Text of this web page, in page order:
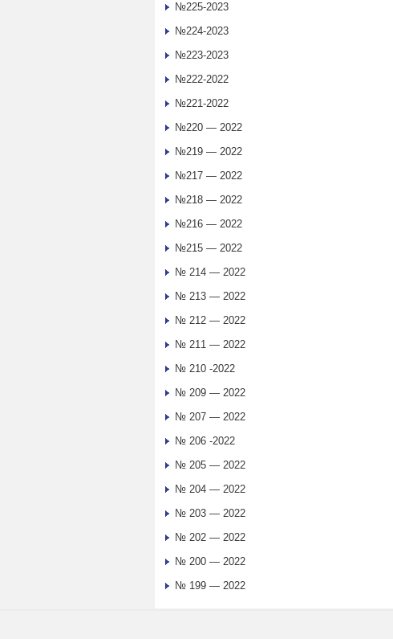
№225-2023
№224-2023
№223-2023
№222-2022
№221-2022
№220 — 2022
№219 — 2022
№217 — 2022
№218 — 2022
№216 — 2022
№215 — 2022
№ 214 — 2022
№ 213 — 2022
№ 212 — 2022
№ 211 — 2022
№ 210 -2022
№ 209 — 2022
№ 207 — 2022
№ 206 -2022
№ 205 — 2022
№ 204 — 2022
№ 203 — 2022
№ 202 — 2022
№ 200 — 2022
№ 199 — 2022